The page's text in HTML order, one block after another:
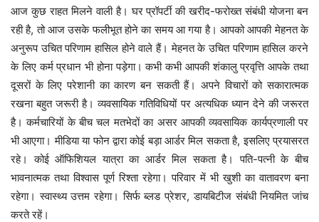
आज कुछ राहत मिलने वाली है। घर प्रॉपर्टी की खरीद-फरोख्त संबंधी योजना बन
रही है, तो आज उसके फलीभूत होने का समय आ गया है। आपको आपकी मेहनत के
अनुरूप उचित परिणाम हासिल होने वाले हैं। मेहनत के उचित परिणाम हासिल करने
के लिए कर्म प्रधान भी होना पड़ेगा। कभी कभी आपकी शंकालु प्रवृत्ति आपके तथा
दूसरों के लिए परेशानी का कारण बन सकती हैं। अपने विचारों को सकारात्मक
रखना बहुत जरूरी है। व्यवसायिक गतिविधियों पर अत्यधिक ध्यान देने की जरूरत
है। कर्मचारियों के बीच चल मतभेदों का असर आपकी व्यवसायिक कार्यप्रणाली पर
भी आएगा। मीडिया या फोन द्वारा कोई बड़ा आर्डर मिल सकता है, इसलिए प्रयासरत
रहे। कोई ऑफिशियल यात्रा का आर्डर मिल सकता है। पति-पत्नी के बीच
भावनात्मक तथा विश्वास पूर्ण रिश्ता रहेगा। परिवार में भी खुशी का वातावरण बना
रहेगा। स्वास्थ्य उत्तम रहेगा। सिर्फ ब्लड प्रेशर, डायबिटीज संबंधी नियमित जांच
करते रहें।